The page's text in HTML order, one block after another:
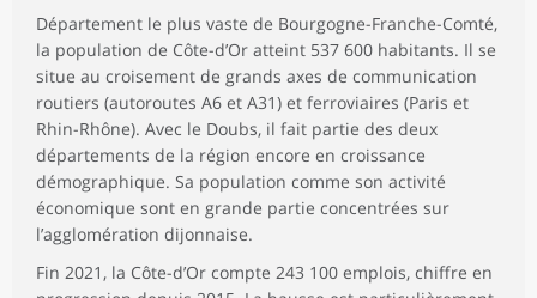
Département le plus vaste de Bourgogne-Franche-Comté,
la population de Côte-d’Or atteint 537 600 habitants. Il se
situe au croisement de grands axes de communication
routiers (autoroutes A6 et A31) et ferroviaires (Paris et
Rhin-Rhône). Avec le Doubs, il fait partie des deux
départements de la région encore en croissance
démographique. Sa population comme son activité
économique sont en grande partie concentrées sur
l’agglomération dijonnaise.
Fin 2021, la Côte-d’Or compte 243 100 emplois, chiffre en